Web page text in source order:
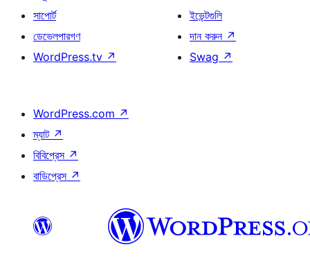
সাপোর্ট
ডেভেলপারগণ
WordPress.tv ↗
ইভেন্টগুলি
দান করুন ↗
Swag ↗
WordPress.com ↗
ম্যাট ↗
বিবিপ্রেস ↗
বাডিপ্রেস ↗